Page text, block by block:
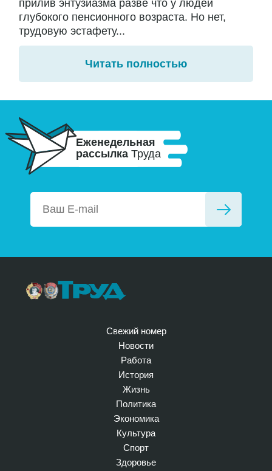
прилив энтузиазма разве что у людей
глубокого пенсионного возраста. Но нет,
трудовую эстафету...
Читать полностью
Еженедельная
рассылка Труда
Свежий номер
Новости
Работа
История
Жизнь
Политика
Экономика
Культура
Спорт
Здоровье